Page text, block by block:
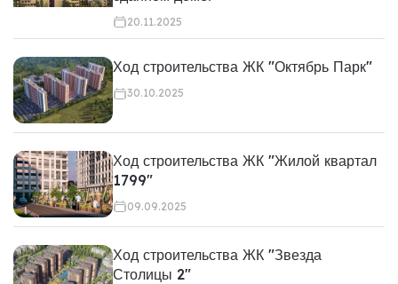
20.11.2025
Ход строительства ЖК "Октябрь Парк"
30.10.2025
Ход строительства ЖК "Жилой квартал
1799"
09.09.2025
Ход строительства ЖК "Звезда
Столицы 2"